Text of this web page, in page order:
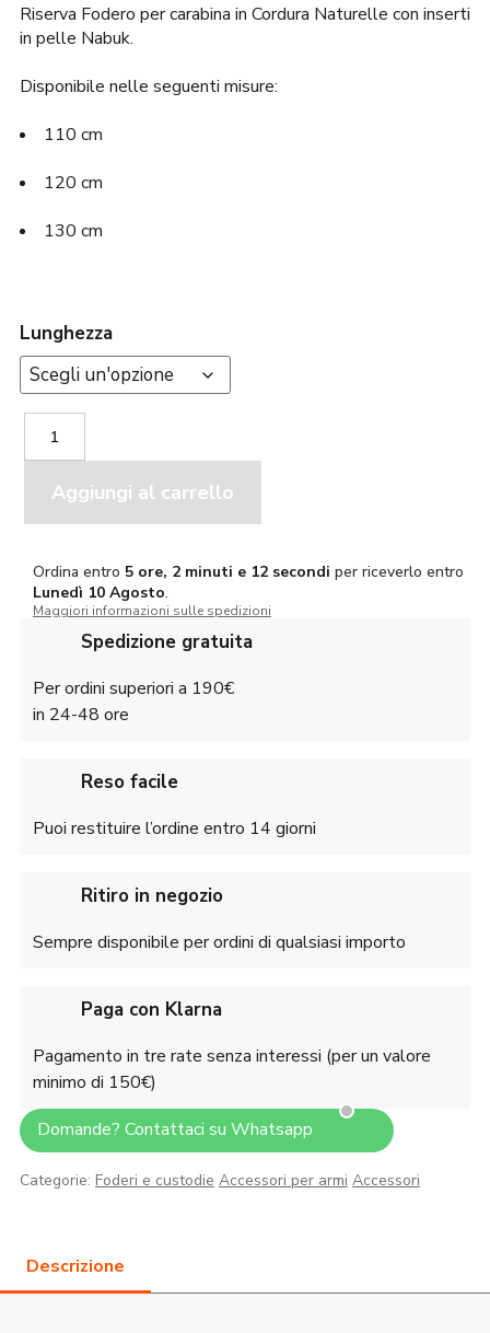
Riserva Fodero per carabina in Cordura Naturelle con inserti
in pelle Nabuk.
Disponibile nelle seguenti misure:
110 cm
120 cm
130 cm
Lunghezza
Riserva
Fodero
Carabina
R1322
110
Aggiungi al carrello
Ordina entro 5 ore, 2 minuti e 11 secondi per riceverlo entro
Lunedì 10 Agosto.
Maggiori informazioni sulle spedizioni
Spedizione gratuita
Per ordini superiori a 190€
in 24-48 ore
Reso facile
Puoi restituire l’ordine entro 14 giorni
Ritiro in negozio
Sempre disponibile per ordini di qualsiasi importo
Paga con Klarna
Pagamento in tre rate senza interessi (per un valore
minimo di 150€)
Domande? Contattaci su Whatsapp
Categorie: Foderi e custodie Accessori per armi Accessori